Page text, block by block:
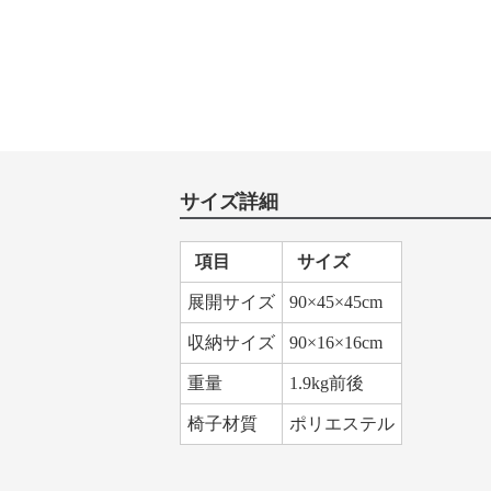
サイズ詳細
項目 サイズ
展開サイズ 90×45×45cm
収納サイズ 90×16×16cm
重量 1.9kg前後
椅子材質 ポリエステル